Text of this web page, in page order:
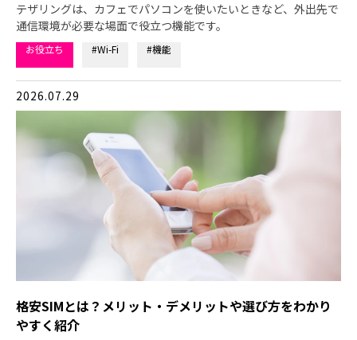
テザリングは、カフェでパソコンを使いたいときなど、外出先で
通信環境が必要な場面で役立つ機能です。
お役立ち #Wi-Fi #機能
2026.07.29
格安SIMとは？メリット・デメリットや選び方をわかり
やすく紹介